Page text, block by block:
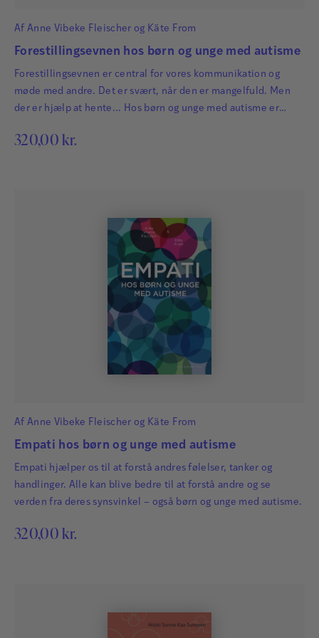
Af Anne Vibeke Fleischer og Käte From
Forestillingsevnen hos børn og unge med autisme
Forestillingsevnen er central for vores kommunikation og
møde med andre. Det er svært, når den er mangelfuld. Men
der er hjælp at hente... Hos børn og unge med autisme er
320,00 kr.
Af Anne Vibeke Fleischer og Käte From
Empati hos børn og unge med autisme
Empati hjælper os til at forstå andres følelser, tanker og
handlinger. Alle kan blive bedre til at forstå andre og se
verden fra deres synsvinkel – også børn og unge med autisme.
320,00 kr.